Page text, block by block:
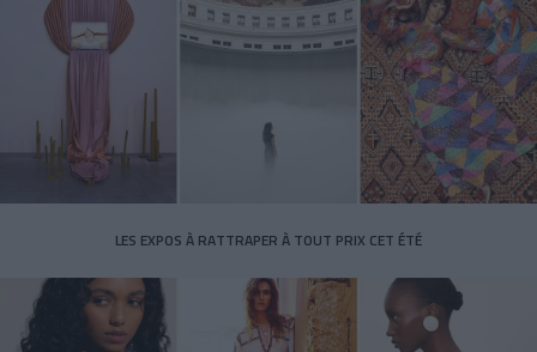
LES EXPOS À RATTRAPER À TOUT PRIX CET ÉTÉ